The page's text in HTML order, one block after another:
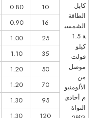
كابل
الطاقة
الشمسي
ة 1.5
كيلو
فولت
موصل
من
الألومنيو
م أحادي
النواة
10
0.80
16
0.90
25
1.00
35
1.10
50
1.20
70
1.20
95
1.30
120
1.30